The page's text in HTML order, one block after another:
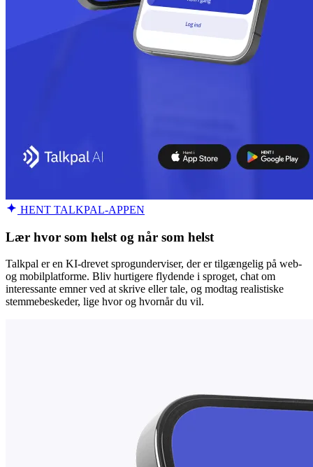
HENT TALKPAL-APPEN
Lær hvor som helst og når som helst
Talkpal er en KI-drevet sprogunderviser, der er tilgængelig på web-
og mobilplatforme. Bliv hurtigere flydende i sproget, chat om
interessante emner ved at skrive eller tale, og modtag realistiske
stemmebeskeder, lige hvor og hvornår du vil.